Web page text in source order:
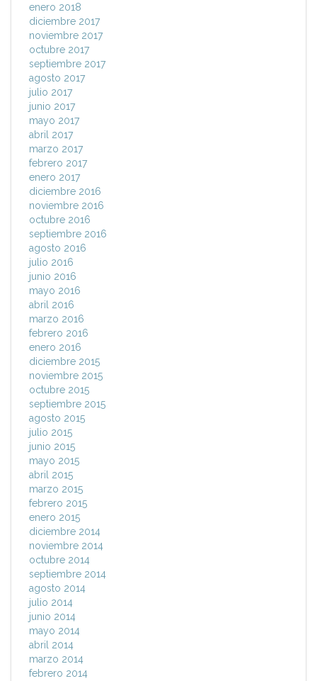
enero 2018
diciembre 2017
noviembre 2017
octubre 2017
septiembre 2017
agosto 2017
julio 2017
junio 2017
mayo 2017
abril 2017
marzo 2017
febrero 2017
enero 2017
diciembre 2016
noviembre 2016
octubre 2016
septiembre 2016
agosto 2016
julio 2016
junio 2016
mayo 2016
abril 2016
marzo 2016
febrero 2016
enero 2016
diciembre 2015
noviembre 2015
octubre 2015
septiembre 2015
agosto 2015
julio 2015
junio 2015
mayo 2015
abril 2015
marzo 2015
febrero 2015
enero 2015
diciembre 2014
noviembre 2014
octubre 2014
septiembre 2014
agosto 2014
julio 2014
junio 2014
mayo 2014
abril 2014
marzo 2014
febrero 2014